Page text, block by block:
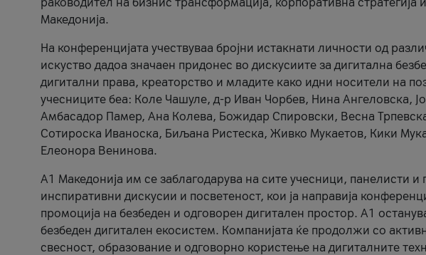
Македонија.
На конференцијата учествуваа бројни истакнати личности од
искуство дадоа значаен придонес во дискусиите за дигитална
дигитални права, креаторство и младите како идни носители на
учесниците беа: Коле Чашуле, д-р Иван Чорбев, Нина Ангеловска,
Амбасадор Памер, Ана Колева, Божидар Спировски, Весна
Сотироска Иваноска, Биљана Ристеска, Живко Мукаетов, Кики
Елеонора Венинова.
А1 Македонија им се заблагодарува на сите учесници, панелисти и
инспиративни дискусии и посветеност, кои ја направија
промоција на безбеден и одговорен дигитален простор. А1
безбеден дигитален екосистем. Компанијата ќе продолжи со
свесност, образование и одговорно користење на дигиталните